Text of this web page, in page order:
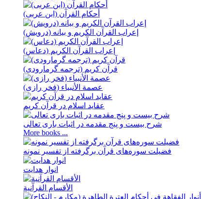
أحكام القرآن (ابن عربی)
إعراب القرآن الکریم و بیانه (درویش)
إعراب القرآن الکریم (دعاس)
قرآن کریم (ترجمه گرمارودی)
عصمة الأنبیاء (فخر رازی)
عقاید اسلام در قرآن کریم
شرح بیست و پنج مقدمه در اثبات باری تعالی
More books ...
فضيلت سوره‌های قرآن برگرفته از تفسير نمونه
انوار هدايت
الأقسام القرآنية